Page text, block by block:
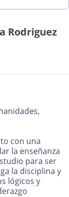
Rodriguez
con una
la enseñanza
para ser
la disciplina y
lógicos y